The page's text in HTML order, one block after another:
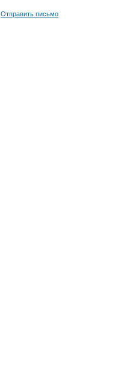
Отправить письмо